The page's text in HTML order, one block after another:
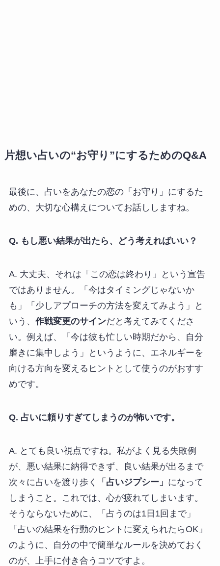
片想い占いの“お守り”にするためのQ&A
最後に、占いをあなたの恋の「お守り」にするた
めの、大切な心構えについてお話ししますね。
Q. もし悪い結果が出たら、どう考えればいい？
A. 大丈夫、それは「この恋は終わり」という宣告
ではありません。「今はタイミングじゃないか
も」「少しアプローチの方法を変えてみよう」と
いう、 作戦変更のサインだと考えてみてくださ
い。例えば、「今は彼も忙しい時期だから、自分
磨きに集中しよう」というように、エネルギーを
向ける方向を変えるヒントとして使うのがおすす
めです。
Q. 占いに頼りすぎてしまうのが怖いです。
A. とても良い視点ですね。私がよく見る失敗例
が、悪い結果に納得できず、良い結果が出るまで
次々に占いを渡り歩く
「占いジプシー」 になって
しまうこと。これでは、心が疲れてしまいます。
そうならないために、「占うのは1日1回まで」
「占いの結果を行動のヒントに変えられたらOK」
のように、自分の中で簡単なルールを決めておく
のが、上手に付き合うコツですよ。